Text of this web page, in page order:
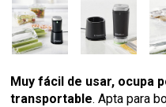
Muy fácil de usar, ocupa
transportable. Apta para